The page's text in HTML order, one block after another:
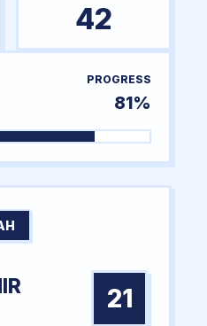
42
PROGRESS
81%
21